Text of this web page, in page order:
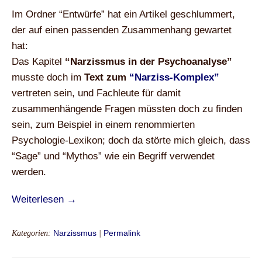
Im Ordner “Entwürfe” hat ein Artikel geschlummert,
der auf einen passenden Zusammenhang gewartet
hat:
Das Kapitel “Narzissmus in der Psychoanalyse”
musste doch im Text zum “Narziss-Komplex”
vertreten sein, und Fachleute für damit
zusammenhängende Fragen müssten doch zu finden
sein, zum Beispiel in einem renommierten
Psychologie-Lexikon; doch da störte mich gleich, dass
“Sage” und “Mythos” wie ein Begriff verwendet
werden.
Weiterlesen →
Kategorien: Narzissmus Permalink